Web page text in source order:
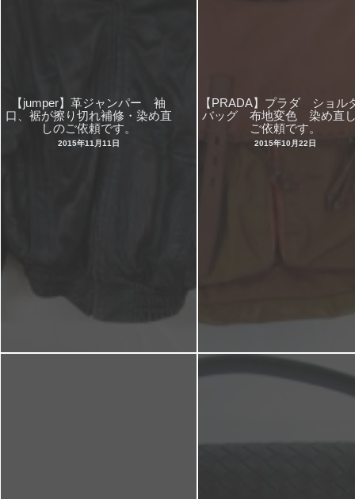
【jumper】革ジャンパー 袖
口、裾が擦り切れ補修・染め直
しのご依頼です。
2015年11月11日
【PRADA】プラダ ショル
バッグ 布地変色 染め直
ご依頼です。
2015年10月22日